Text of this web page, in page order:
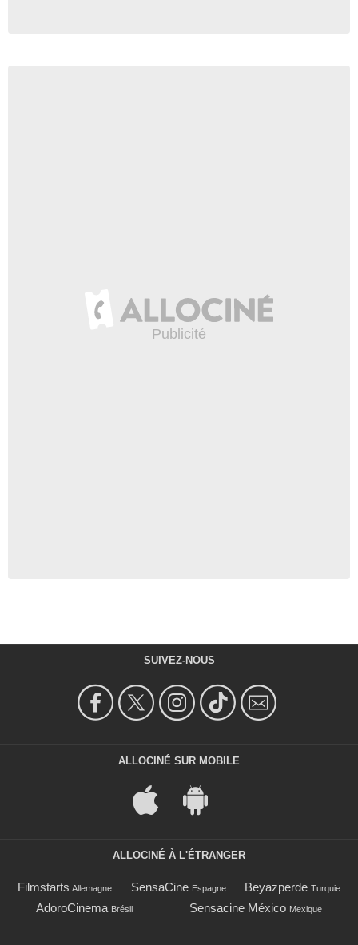
SUIVEZ-NOUS
ALLOCINÉ SUR MOBILE
ALLOCINÉ À L'ÉTRANGER
Filmstarts Allemagne SensaCine Espagne Beyazperde Turquie
AdoroCinema Brésil Sensacine México Mexique